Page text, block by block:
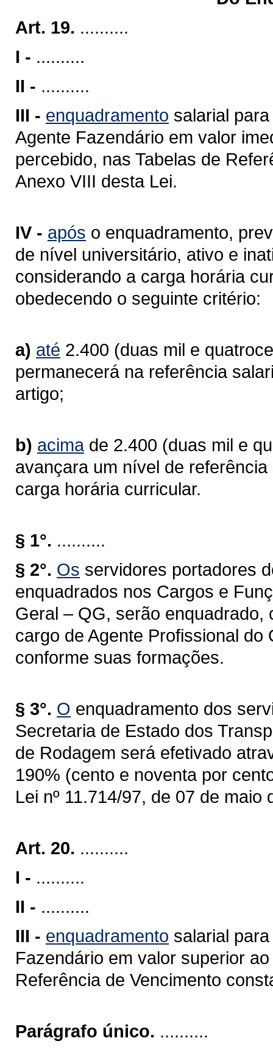
Art. 19. ..........
I - ..........
II - ..........
III - enquadramento salarial
Agente Fazendário em valor
percebido, nas Tabelas de
Anexo VIII desta Lei.
IV - após o enquadramento,
de nível universitário, ativo e
considerando a carga horária
obedecendo o seguinte critério:
a) até 2.400 (duas mil e
permanecerá na referência
artigo;
b) acimade 2.400 (duas mil e
avançara um nível de
carga horária curricular.
§ 1°. ..........
§ 2°. Os servidores portadores
enquadrados nos Cargos e
Geral – QG, serão
cargo de Agente Profissional
conforme suas formações.
§ 3°. O enquadramento dos
Secretaria de Estado dos
de Rodagem será efetivado
190% (cento e noventa por
Lei nº 11.714/97, de 07 de maio
Art. 20. ..........
I - ..........
II - ..........
III - enquadramento salarial
Fazendário em valor superior
Referência de Vencimento
Parágrafo único. ..........